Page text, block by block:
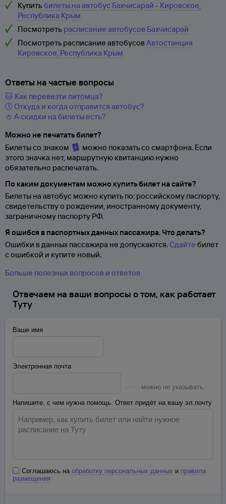
Купить билеты на автобус Бахчисарай - Кировское,
Республика Крым
Посмотреть расписание автобусов Бахчисарай
Посмотреть расписание автобусовАвтостанция
Кировское, Республика Крым
Ответы на частые вопросы
🐱 Как перевезти питомца?
🕔 Откуда и когда отправится автобус?
👛 А скидки на билеты есть?
Можно не печатать билет?
Билеты со знаком
можно показать со смартфона. Если
этого значка нет, маршрутную квитанцию нужно
обязательно распечатать.
По каким документам можно купить билет на сайте?
Билеты на автобус можно купить по: российскому паспорту,
свидетельству о рождении, иностранному документу,
заграничному паспорту РФ.
Я ошибся в паспортных данных пассажира. Что делать?
Ошибки в данных пассажира не допускаются. Сдайте билет
с ошибкой и купите новый.
Больше полезных вопросов и ответов
Отвечаем на ваши вопросы о том, как работает
Туту
Ваше имя
Электронная почта
можно не указывать
Напишите, с чем нужна помощь. Ответ придёт на вашу эл.почту
Соглашаюсь на обработку персональных данных и правила
размещения